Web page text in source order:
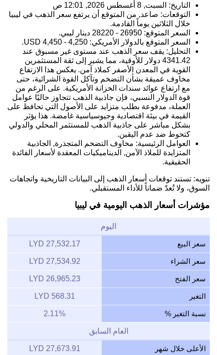
التاريخ: السبت, 8 أغسطس 2026, 12:01 ص
التوقعات: صاعد, من المتوقع أن يرتفع سعر الذهب في ليبيا
خلال الثلاثين يوماً القادمة.
السعر المتوقع: 26950 - 28220 دينار ليبي.
السعر المتوقع بالدولار الأمريكي: 4,250 - 4,450 USD.
التحليل: يقف سعر الذهب عند مستوى غير مسبوق عند
4341.42 دولار للأوقية، مما يشير إلى ثقة المستثمرين
القوية في المعدن الأصفر كملاذ آمن. يعكس هذا الارتفاع
مخاوف عميقة بشأن التضخم وتآكل القوة الشرائية، حتى
مع ارتفاع عوائد سندات الخزانة الأمريكية. على الرغم من
قوة الدولار النسبي، فإن جاذبية الذهب تتجاوز حاليًا عوامل
العملة، مدفوعة بطلب متزايد على الأصول التي تحافظ على
القيمة في بيئة اقتصادية وجيوسياسية غامضة. هذا يؤثر
بشكل مباشر على جاذبية الذهب للمستثمر المحلي والدولي
كتحوط ضد عدم اليقين.
العوامل الرئيسية: مخاوف التضخم المتجذرة, الجاذبية
المتزايدة للملاذ الآمن, الديناميكيات المعقدة لأسعار الفائدة
الحقيقية.
تنويه: تستند توقعات أسعار الذهب إلى البيانات التاريخية واتجاهات
السوق، ولا تُعدّ ضماناً للأداء المستقبلي.
مؤشرات أسعار الذهب اليومية في ليبيا
اليوم
سعر البيع 27,532.17 LYD
سعر الشراء 27,534.92 LYD
سعر الفتح 26,965.23 LYD
التغير 568.31 LYD
نسبة التغير % 2.11%
العام السابق
الأعلى خلال شهر 27,673.91 LYD